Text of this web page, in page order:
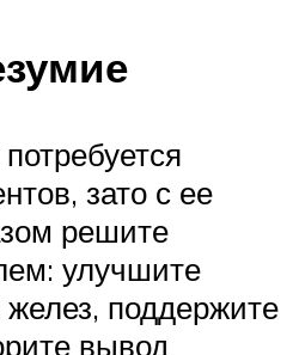
зато с ее
решите
улучшите
поддержите
вывод